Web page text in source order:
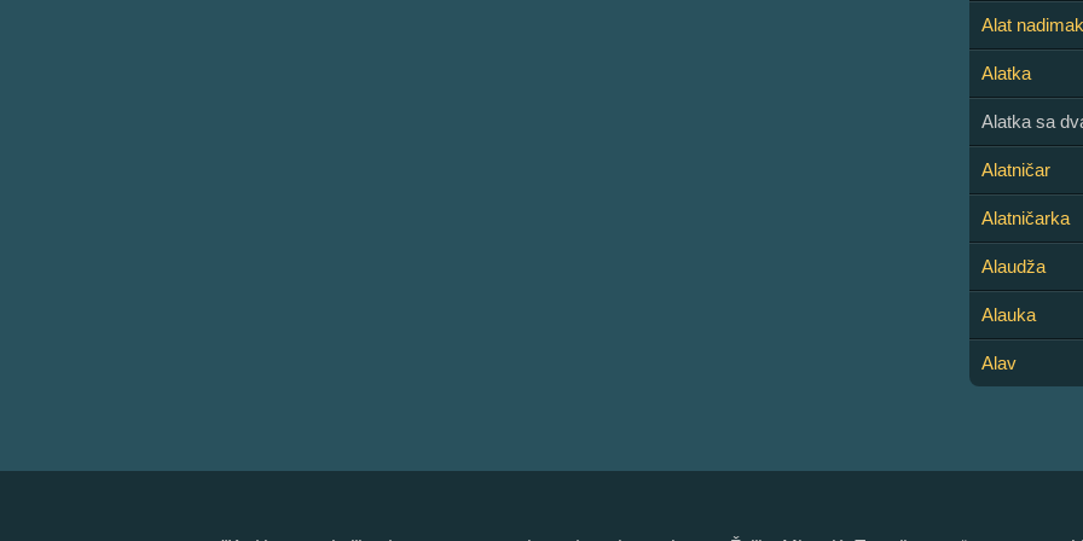
Alat nadimak
Alatka
Alatka sa
Alatničar
Alatničarka
Alaudža
Alauka
Alav